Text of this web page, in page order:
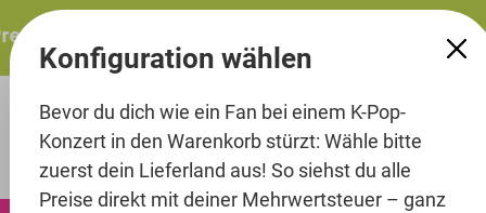
springen
ITZY – ITZY 3RD WORLD TOUR “TUNNEL
Konfiguration wählen
Bevor du dich wie ein Fan bei einem K-Pop-
Konzert in den Warenkorb stürzt: Wähle bitte
zuerst dein Lieferland aus! So siehst du alle
Preise direkt mit deiner Mehrwertsteuer – ganz